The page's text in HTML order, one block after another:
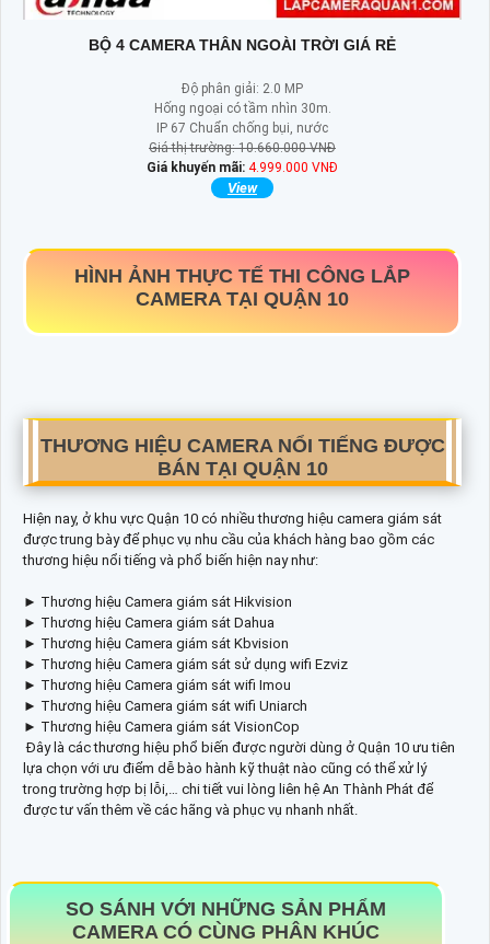
BỘ 4 CAMERA THÂN NGOÀI TRỜI GIÁ RẺ
Độ phân giải: 2.0 MP
Hống ngoại có tầm nhìn 30m.
IP 67 Chuẩn chống bụi, nước
Giá thị trường: 10.660.000 VNĐ
Giá khuyến mãi: 4.999.000 VNĐ
View
HÌNH ẢNH THỰC TẾ THI CÔNG LẮP
CAMERA TẠI QUẬN 10
THƯƠNG HIỆU CAMERA NỔI TIẾNG ĐƯỢC
BÁN TẠI QUẬN 10
Hiện nay, ở khu vực Quận 10 có nhiều thương hiệu camera giám sát
được trung bày để phục vụ nhu cầu của khách hàng bao gồm các
thương hiệu nổi tiếng và phổ biến hiện nay như:
► Thương hiệu Camera giám sát Hikvision
► Thương hiệu Camera giám sát Dahua
► Thương hiệu Camera giám sát Kbvision
► Thương hiệu Camera giám sát sử dụng wifi Ezviz
► Thương hiệu Camera giám sát wifi Imou
► Thương hiệu Camera giám sát wifi Uniarch
► Thương hiệu Camera giám sát VisionCop
Đây là các thương hiệu phổ biến được người dùng ở Quận 10 ưu tiên
lựa chọn với ưu điểm dễ bào hành kỹ thuật nào cũng có thể xử lý
trong trường hợp bị lỗi,… chi tiết vui lòng liên hệ An Thành Phát để
được tư vấn thêm về các hãng và phục vụ nhanh nhất.
SO SÁNH VỚI NHỮNG SẢN PHẨM
CAMERA CÓ CÙNG PHÂN KHÚC